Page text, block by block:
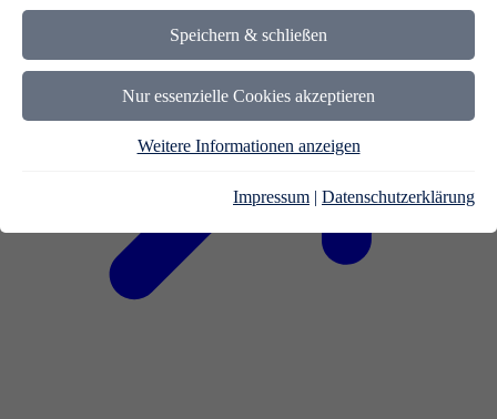
Speichern & schließen
Nur essenzielle Cookies akzeptieren
Weitere Informationen anzeigen
Impressum | Datenschutzerklärung